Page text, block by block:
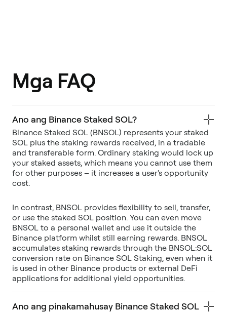
Mga FAQ
Ano ang Binance Staked SOL?
Binance Staked SOL (BNSOL) represents your staked
SOL plus the staking rewards received, in a tradable
and transferable form. Ordinary staking would lock up
your staked assets, which means you cannot use them
for other purposes – it increases a user's opportunity
In contrast, BNSOL provides flexibility to sell, transfer,
or use the staked SOL position. You can even move
BNSOL to a personal wallet and use it outside the
Binance platform whilst still earning rewards. BNSOL
accumulates staking rewards through the BNSOL:SOL
conversion rate on Binance SOL Staking, even when it
is used in other Binance products or external DeFi
applications for additional yield opportunities.
Ano ang pinakamahusay Binance Staked SOL